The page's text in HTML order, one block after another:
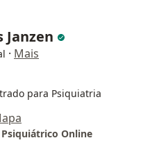
Janzen
· Mais
para Psiquiatria
Online